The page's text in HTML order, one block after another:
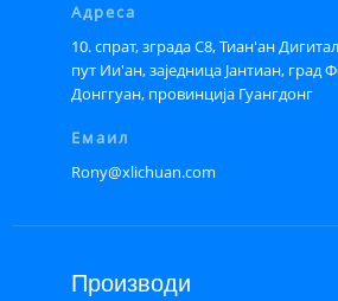
Адреса
10. спрат, зграда С8, Тиан'ан
пут Ии'ан, заједница Јантиан, град
Донггуан, провинција Гуангдонг
Емаил
Rony@xlichuan.com
Производи